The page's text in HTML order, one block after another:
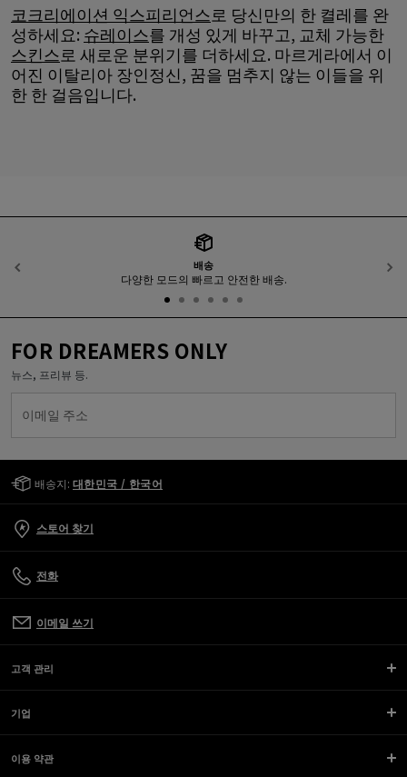
코크리에이션 익스피리언스로 당신만의 한 켤레를 완
성하세요: 슈레이스를 개성 있게 바꾸고, 교체 가능한
스킨스로 새로운 분위기를 더하세요. 마르게라에서 이
어진 이탈리아 장인정신, 꿈을 멈추지 않는 이들을 위
한 한 걸음입니다.
배송
다양한 모드의 빠르고 안전한 배송.
이전
FOR DREAMERS ONLY
뉴스, 프리뷰 등.
이메일 주소
배송지: 대한민국 / 한국어
스토어 찾기
전화
이메일 쓰기
고객 관리
기업
이용 약관